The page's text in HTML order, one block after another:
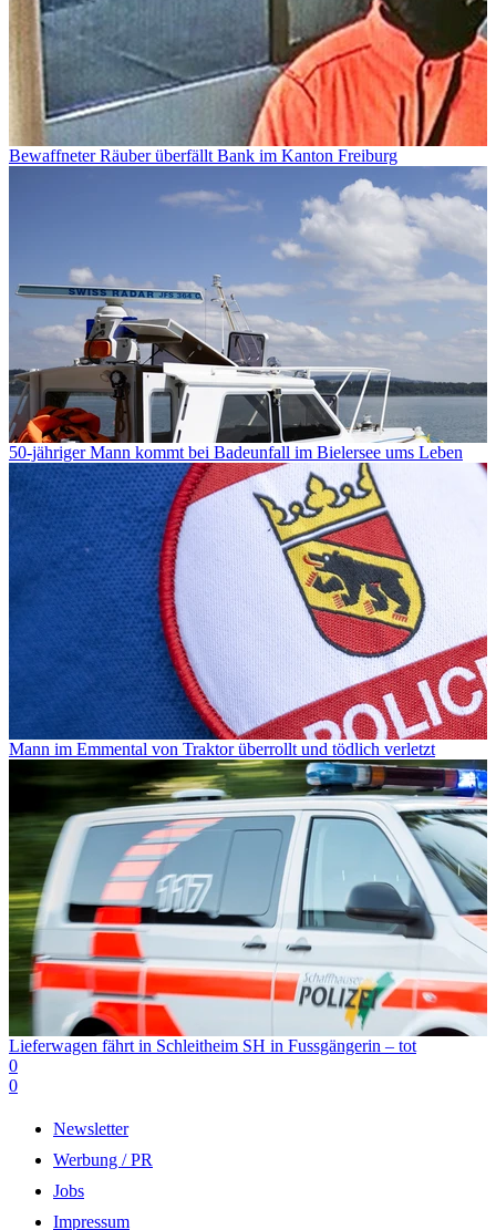
Bewaffneter Räuber überfällt Bank im Kanton Freiburg
50-jähriger Mann kommt bei Badeunfall im Bielersee ums Leben
Mann im Emmental von Traktor überrollt und tödlich verletzt
Lieferwagen fährt in Schleitheim SH in Fussgängerin – tot
0
0
Newsletter
Werbung / PR
Jobs
Impressum